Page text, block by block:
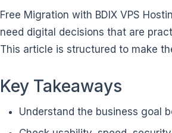
Free Migration with BDIX VPS
need digital decisions that are
This article is structured to make
Key Takeaways
Understand the business goal